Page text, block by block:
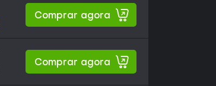
Comprar agora
Comprar agora